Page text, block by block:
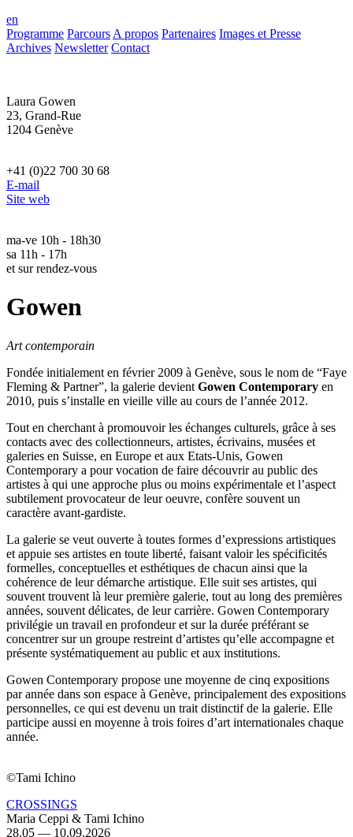
en
Programme Parcours A propos Partenaires Images et Presse
Archives Newsletter Contact
Laura Gowen
23, Grand-Rue
1204 Genève
+41 (0)22 700 30 68
E-mail
Site web
ma-ve 10h - 18h30
sa 11h - 17h
et sur rendez-vous
Gowen
Art contemporain
Fondée initialement en février 2009 à Genève, sous le nom de “Faye
Fleming & Partner”, la galerie devient Gowen Contemporary en
2010, puis s’installe en vieille ville au cours de l’année 2012.
Tout en cherchant à promouvoir les échanges culturels, grâce à ses
contacts avec des collectionneurs, artistes, écrivains, musées et
galeries en Suisse, en Europe et aux Etats-Unis, Gowen
Contemporary a pour vocation de faire découvrir au public des
artistes à qui une approche plus ou moins expérimentale et l’aspect
subtilement provocateur de leur oeuvre, confère souvent un
caractère avant-gardiste.
La galerie se veut ouverte à toutes formes d’expressions artistiques
et appuie ses artistes en toute liberté, faisant valoir les spécificités
formelles, conceptuelles et esthétiques de chacun ainsi que la
cohérence de leur démarche artistique. Elle suit ses artistes, qui
souvent trouvent là leur première galerie, tout au long des premières
années, souvent délicates, de leur carrière. Gowen Contemporary
privilégie un travail en profondeur et sur la durée préférant se
concentrer sur un groupe restreint d’artistes qu’elle accompagne et
présente systématiquement au public et aux institutions.
Gowen Contemporary propose une moyenne de cinq expositions
par année dans son espace à Genève, principalement des expositions
personnelles, ce qui est devenu un trait distinctif de la galerie. Elle
participe aussi en moyenne à trois foires d’art internationales chaque
année.
©Tami Ichino
CROSSINGS
Maria Ceppi & Tami Ichino
28.05 — 10.09.2026